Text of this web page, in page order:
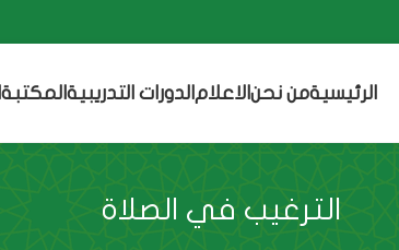
الرئيسيةمن نحن الاعلام الدورات التدريبية المكتبة
الترغيب في الصلاة